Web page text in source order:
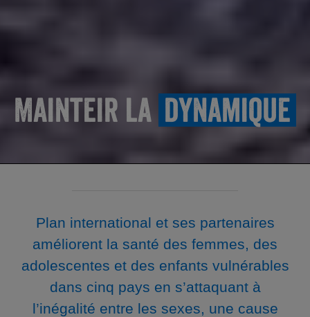
Mainteir la dynamique
Plan international et ses partenaires
améliorent la santé des femmes, des
adolescentes et des enfants vulnérables
dans cinq pays en s’attaquant à
l’inégalité entre les sexes, une cause